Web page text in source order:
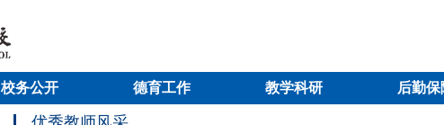
校务公开 德育工作 教学科研 后勤保